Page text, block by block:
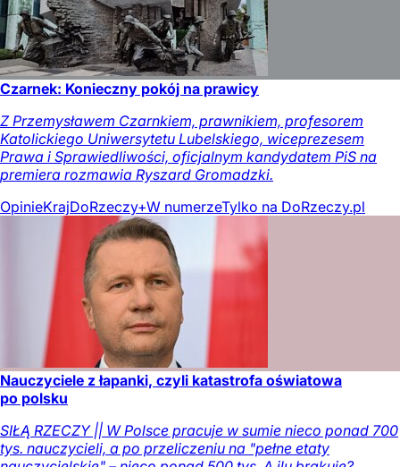
Czarnek: Konieczny pokój na prawicy
Z Przemysławem Czarnkiem, prawnikiem, profesorem
Katolickiego Uniwersytetu Lubelskiego, wiceprezesem
Prawa i Sprawiedliwości, oficjalnym kandydatem PiS na
premiera rozmawia Ryszard Gromadzki.
OpinieKrajDoRzeczy+W numerzeTylko na DoRzeczy.pl
Nauczyciele z łapanki, czyli katastrofa oświatowa
po polsku
SIŁĄ RZECZY || W Polsce pracuje w sumie nieco ponad 700
tys. nauczycieli, a po przeliczeniu na "pełne etaty